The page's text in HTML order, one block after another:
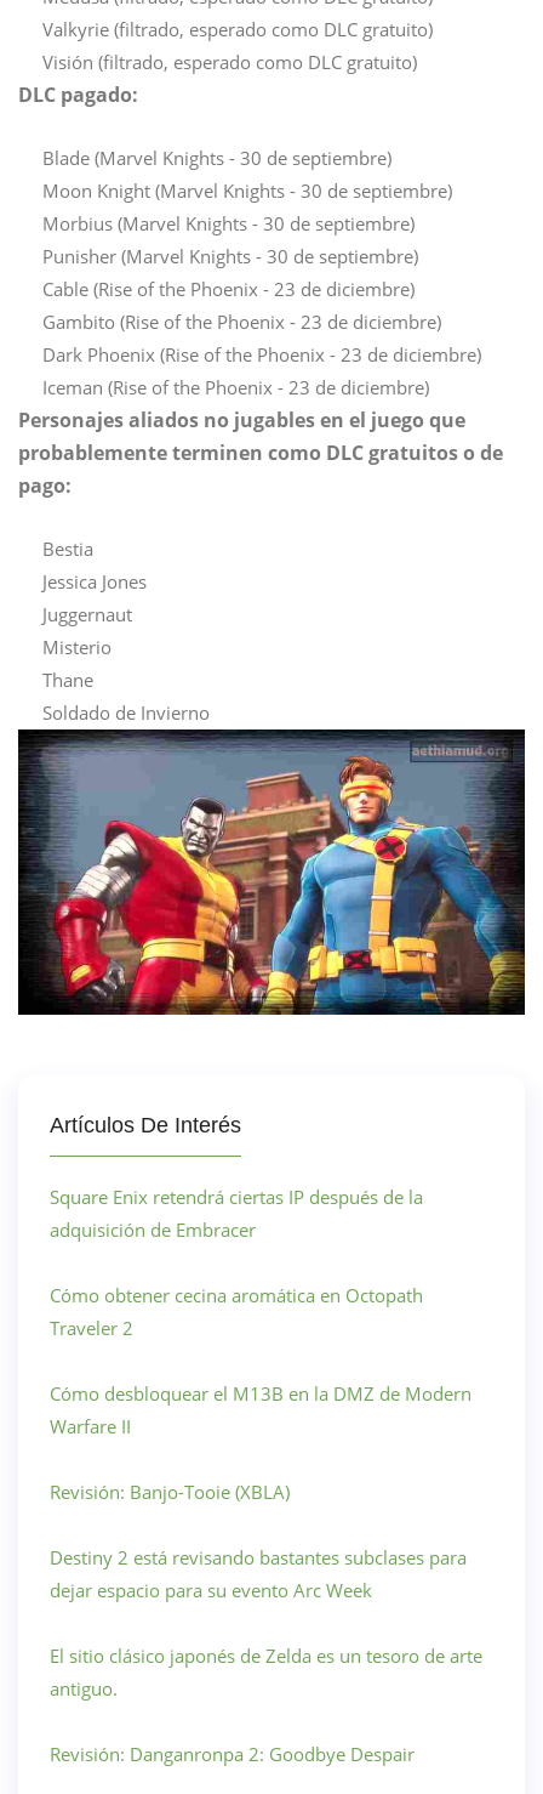
Valkyrie (filtrado, esperado como DLC gratuito)
Visión (filtrado, esperado como DLC gratuito)
DLC pagado:
Blade (Marvel Knights - 30 de septiembre)
Moon Knight (Marvel Knights - 30 de septiembre)
Morbius (Marvel Knights - 30 de septiembre)
Punisher (Marvel Knights - 30 de septiembre)
Cable (Rise of the Phoenix - 23 de diciembre)
Gambito (Rise of the Phoenix - 23 de diciembre)
Dark Phoenix (Rise of the Phoenix - 23 de diciembre)
Iceman (Rise of the Phoenix - 23 de diciembre)
Personajes aliados no jugables en el juego que
probablemente terminen como DLC gratuitos o de
pago:
Bestia
Jessica Jones
Juggernaut
Misterio
Thane
Soldado de Invierno
Artículos De Interés
Square Enix retendrá ciertas IP después de la
adquisición de Embracer
Cómo obtener cecina aromática en Octopath
Traveler 2
Cómo desbloquear el M13B en la DMZ de Modern
Warfare II
Revisión: Banjo-Tooie (XBLA)
Destiny 2 está revisando bastantes subclases para
dejar espacio para su evento Arc Week
El sitio clásico japonés de Zelda es un tesoro de arte
antiguo.
Revisión: Danganronpa 2: Goodbye Despair